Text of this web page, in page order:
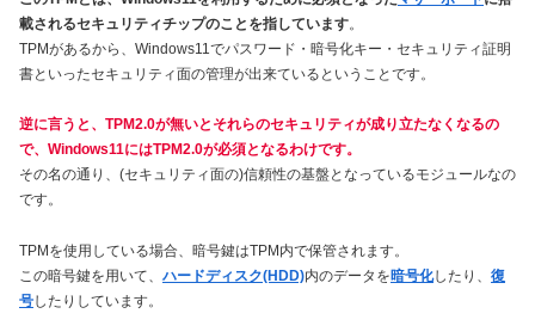
載されるセキュリティチップのことを指しています。
TPMがあるから、Windows11でパスワード・暗号化キー・セキュリティ証明
書といったセキュリティ面の管理が出来ているということです。
逆に言うと、TPM2.0が無いとそれらのセキュリティが成り立たなくなるの
で、Windows11にはTPM2.0が必須となるわけです。
その名の通り、(セキュリティ面の)信頼性の基盤となっているモジュールなの
です。
TPMを使用している場合、暗号鍵はTPM内で保管されます。
この暗号鍵を用いて、 ハードディスク(HDD)内のデータを暗号化したり、 復
号したりしています。